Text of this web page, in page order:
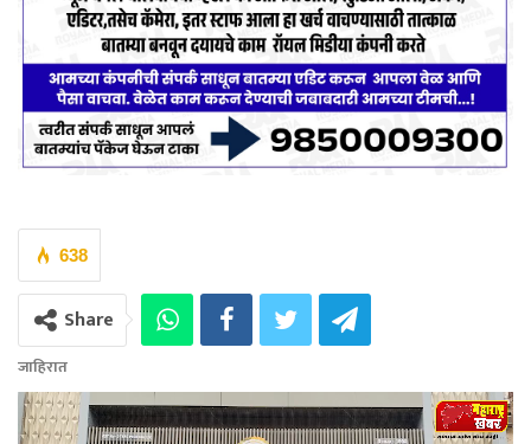
638
Share
जाहिरात
Video
Player